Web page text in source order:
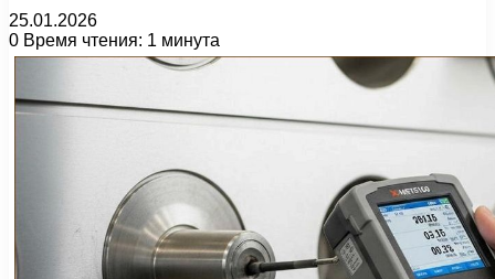
25.01.2026
0 Время чтения: 1 минута